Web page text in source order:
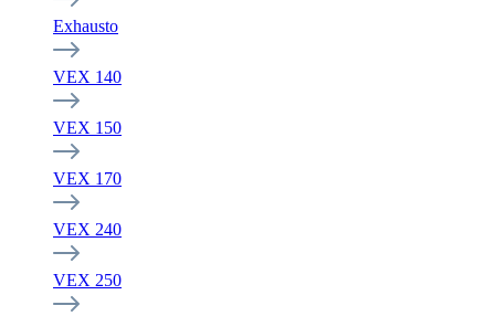
Exhausto
VEX 140
VEX 150
VEX 170
VEX 240
VEX 250